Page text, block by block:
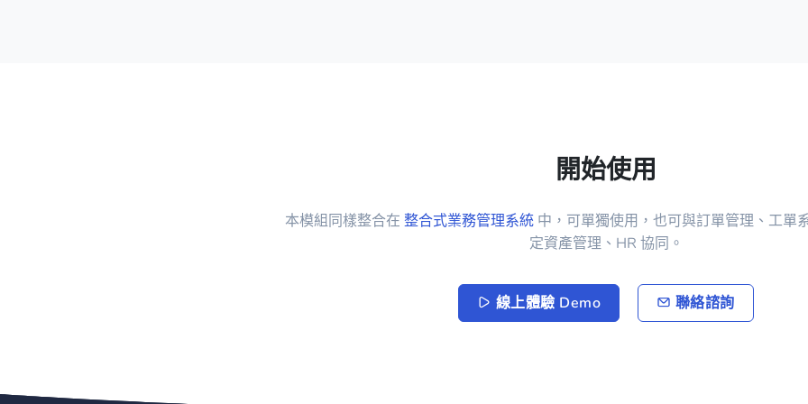
開始使用
本模組同樣整合在 整合式業務管理系統 中，可單獨使用，也可與訂單管理、工單
定資產管理、HR 協同。
線上體驗 Demo 聯絡諮詢